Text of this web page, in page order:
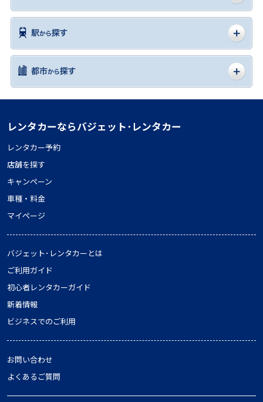
レンタカーならバジェット･レンタカー
レンタカー予約
店舗を探す
キャンペーン
車種・料金
マイページ
バジェット･レンタカーとは
ご利用ガイド
初心者レンタカーガイド
新着情報
ビジネスでのご利用
お問い合わせ
よくあるご質問